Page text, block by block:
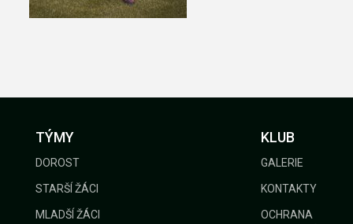
TÝMY
DOROST
STARŠÍ ŽÁCI
MLADŠÍ ŽÁCI
KLUB
GALERIE
KONTAKTY
OCHRANA